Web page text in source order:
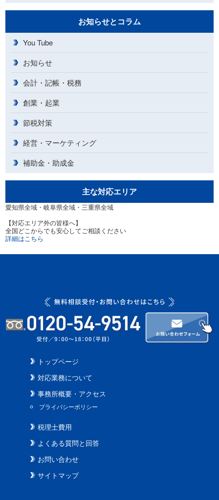
お知らせとコラム
You Tube
お知らせ
会計・記帳・税務
創業・起業
節税対策
経営・マーケティング
補助金・助成金
主な対応エリア
愛知県全域・岐阜県全域・三重県全域
【対応エリア外の皆様へ】
全国どこからでも安心してご相談ください
詳細はこちら
トップページ
対応業務について
事務所概要・アクセス
プライバシーポリシー
税理士費用
よくある質問と回答
お問い合わせ
サイトマップ